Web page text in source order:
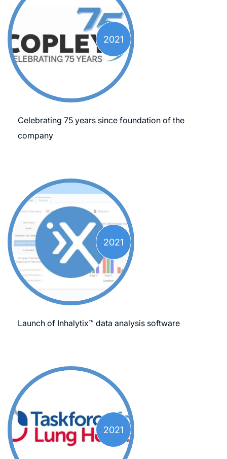
2021
Celebrating 75 years since foundation of the
company
2021
Launch of Inhalytix™ data analysis software
2021